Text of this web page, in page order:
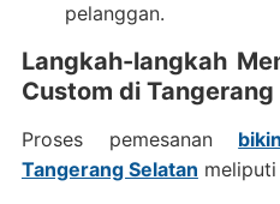
pelanggan.
Langkah-langkah
Custom di
Proses pemesanan
Tangerang Selatan